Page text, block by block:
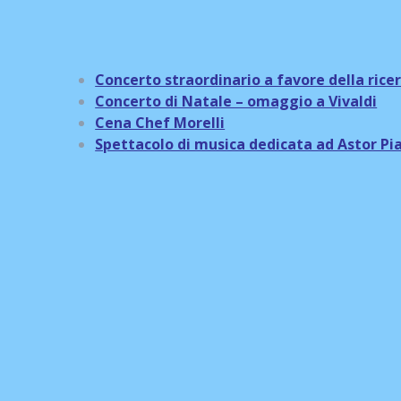
Concerto straordinario a favore della
Concerto di Natale – omaggio a Vivaldi
Cena Chef Morelli
Spettacolo di musica dedicata ad Astor